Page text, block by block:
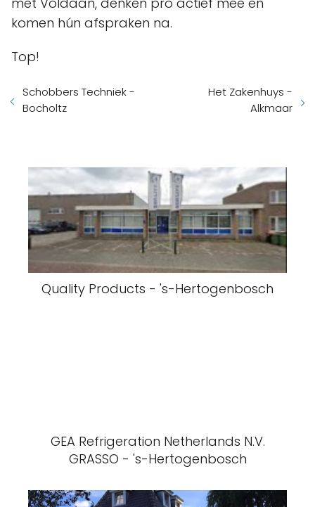
komen hún afspraken na.
Top!
Schobbers Techniek -
Bocholtz
Het Zakenhuys -
Alkmaar
Quality Products - 's-Hertogenbosch
GEA Refrigeration Netherlands N.V.
GRASSO - 's-Hertogenbosch